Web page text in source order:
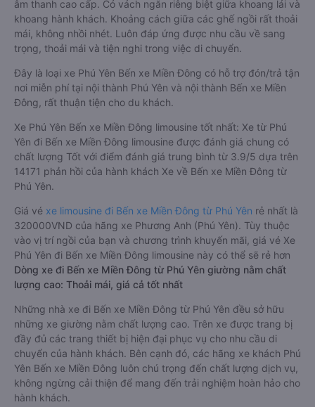
âm thanh cao cấp. Có vách ngăn riêng biệt giữa khoang lái và
khoang hành khách. Khoảng cách giữa các ghế ngồi rất thoải
mái, không nhồi nhét. Luôn đáp ứng được nhu cầu về sang
trọng, thoải mái và tiện nghi trong việc di chuyển.
Đây là loại xe Phú Yên Bến xe Miền Đông có hỗ trợ đón/trả tận
nơi miễn phí tại nội thành Phú Yên và nội thành Bến xe Miền
Đông, rất thuận tiện cho du khách.
Xe Phú Yên Bến xe Miền Đông limousine tốt nhất: Xe từ Phú
Yên đi Bến xe Miền Đông limousine được đánh giá chung có
chất lượng Tốt với điểm đánh giá trung bình từ 3.9/5 dựa trên
14171 phản hồi của hành khách Xe về Bến xe Miền Đông từ
Phú Yên.
Giá vé xe limousine đi Bến xe Miền Đông từ Phú Yên rẻ nhất là
320000VND của hãng xe Phương Anh (Phú Yên). Tùy thuộc
vào vị trí ngồi của bạn và chương trình khuyến mãi, giá vé Xe
Phú Yên đi Bến xe Miền Đông limousine này có thể sẽ rẻ hơn
Dòng xe đi Bến xe Miền Đông từ Phú Yên giường nằm chất
lượng cao: Thoải mái, giá cả tốt nhất
Những nhà xe đi Bến xe Miền Đông từ Phú Yên đều sở hữu
những xe giường nằm chất lượng cao. Trên xe được trang bị
đầy đủ các trang thiết bị hiện đại phục vụ cho nhu cầu di
chuyển của hành khách. Bên cạnh đó, các hãng xe khách Phú
Yên Bến xe Miền Đông luôn chú trọng đến chất lượng dịch vụ,
không ngừng cải thiện để mang đến trải nghiệm hoàn hảo cho
hành khách.